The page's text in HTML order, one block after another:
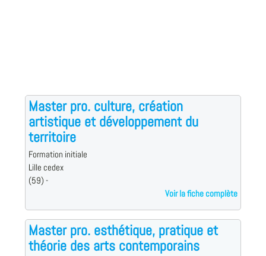
Master pro. culture, création
artistique et développement du
territoire
Formation initiale
Lille cedex
(59) -
Voir la fiche complète
Master pro. esthétique, pratique et
théorie des arts contemporains